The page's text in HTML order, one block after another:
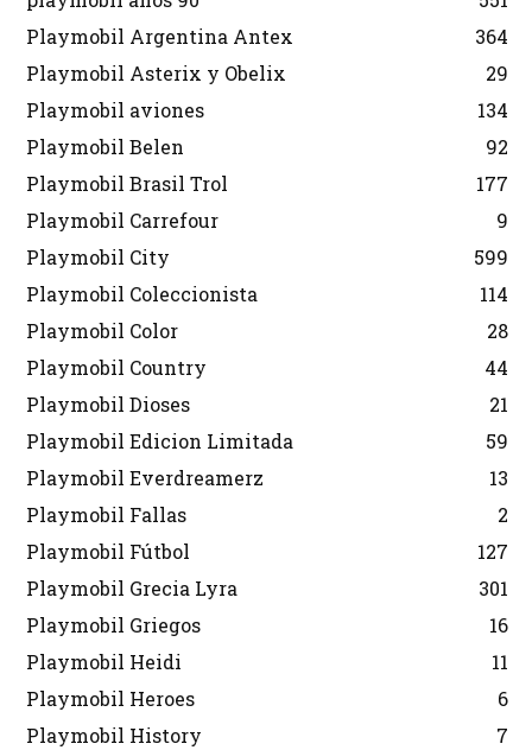
Playmobil Argentina Antex
364
Playmobil Asterix y Obelix
29
Playmobil aviones
134
Playmobil Belen
92
Playmobil Brasil Trol
177
Playmobil Carrefour
9
Playmobil City
599
Playmobil Coleccionista
114
Playmobil Color
28
Playmobil Country
44
Playmobil Dioses
21
Playmobil Edicion Limitada
59
Playmobil Everdreamerz
13
Playmobil Fallas
2
Playmobil Fútbol
127
Playmobil Grecia Lyra
301
Playmobil Griegos
16
Playmobil Heidi
11
Playmobil Heroes
6
Playmobil History
7